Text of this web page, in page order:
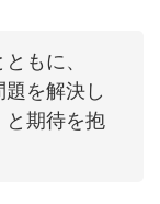
もに、
題を解決し
と期待を抱